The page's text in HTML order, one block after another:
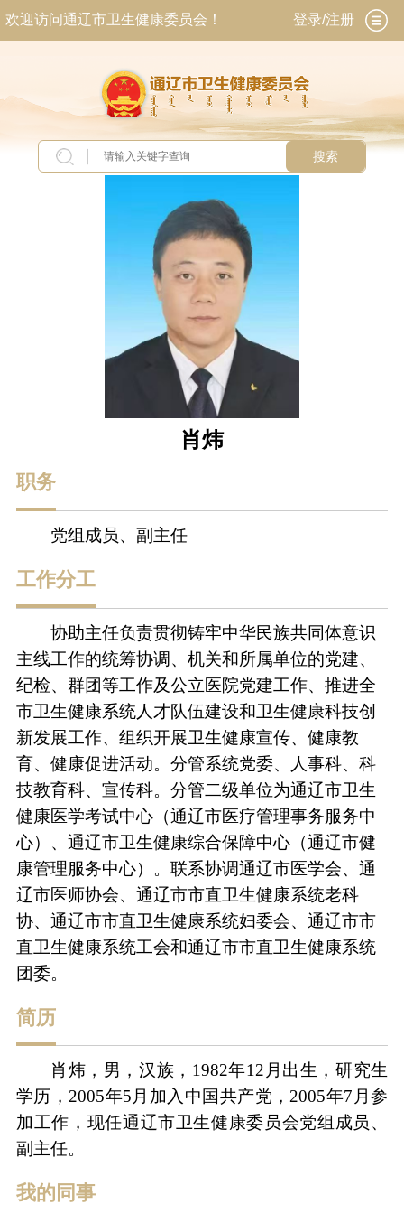
欢迎访问通辽市卫生健康委员会！ 登录/注册
搜索
肖炜
职务
党组成员、副主任
工作分工
协助主任负责贯彻铸牢中华民族共同体意识
主线工作的统筹协调、机关和所属单位的党建、
纪检、群团等工作及公立医院党建工作、推进全
市卫生健康系统人才队伍建设和卫生健康科技创
新发展工作、组织开展卫生健康宣传、健康教
育、健康促进活动。分管系统党委、人事科、科
技教育科、宣传科。分管二级单位为通辽市卫生
健康医学考试中心（通辽市医疗管理事务服务中
心）、通辽市卫生健康综合保障中心（通辽市健
康管理服务中心）。联系协调通辽市医学会、通
辽市医师协会、通辽市市直卫生健康系统老科
协、通辽市市直卫生健康系统妇委会、通辽市市
直卫生健康系统工会和通辽市市直卫生健康系统
团委。
简历
肖炜，男，汉族， 1982年12月出生，研究生
学历，2005年5月加入中国共产党，2005年7月参
加工作，现任通辽市卫生健康委员会党组成员、
副主任。
我的同事